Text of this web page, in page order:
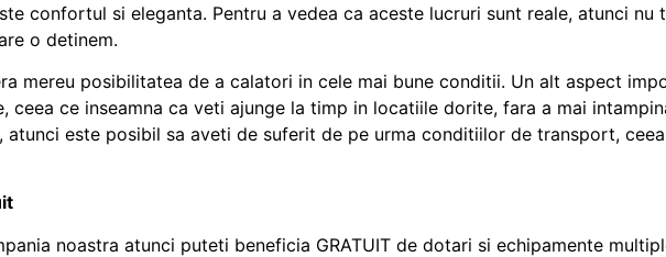
confortul si eleganta. Pentru a vedea ca aceste lucruri sunt reale, atunci nu
o detinem.
mereu posibilitatea de a calatori in cele mai bune conditii. Un alt aspect
ce inseamna ca veti ajunge la timp in locatiile dorite, fara a mai
este posibil sa aveti de suferit de pe urma conditiilor de transport,
noastra atunci puteti beneficia GRATUIT de dotari si echipamente